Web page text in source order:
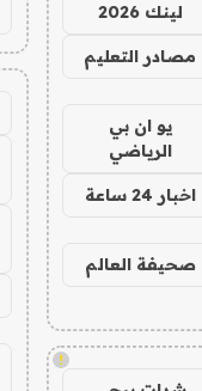
لينك 2026
مصادر التعليم
يو ان بي
الرياضي
اخبار 24 ساعة
صحيفة العالم
!